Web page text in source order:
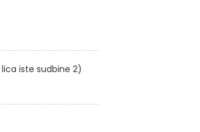
iste sudbine 2)